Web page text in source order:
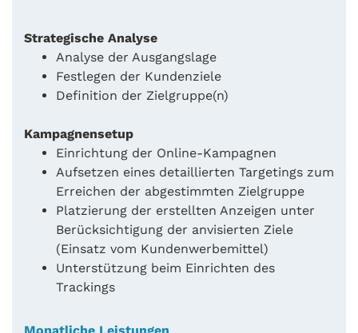
Strategische Analyse
Analyse der Ausgangslage
Festlegen der Kundenziele
Definition der Zielgruppe(n)
Kampagnensetup
Einrichtung der Online-Kampagnen
Aufsetzen eines detaillierten Targetings zum
Erreichen der abgestimmten Zielgruppe
Platzierung der erstellten Anzeigen unter
Berücksichtigung der anvisierten Ziele
(Einsatz vom Kundenwerbemittel)
Unterstützung beim Einrichten des
Trackings